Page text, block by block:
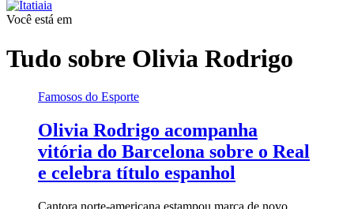
Você está em
Tudo sobre Olivia Rodrigo
Famosos do Esporte
Olivia Rodrigo acompanha
vitória do Barcelona sobre o Real
e celebra título espanhol
Cantora norte-americana estampou marca de novo